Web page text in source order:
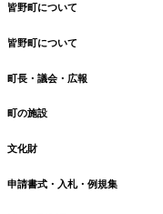
皆野町について
皆野町について
町長・議会・広報
町の施設
文化財
申請書式・入札・例規集